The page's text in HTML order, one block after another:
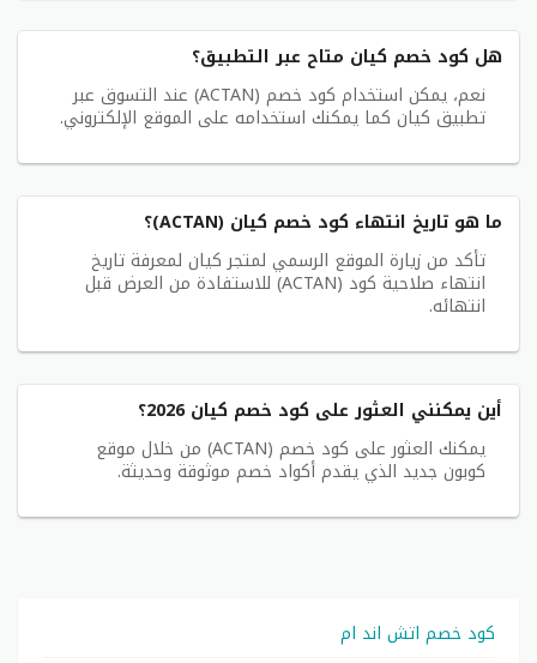
هل كود خصم كيان متاح عبر التطبيق؟
نعم، يمكن استخدام كود خصم (ACTAN) عند التسوق عبر
تطبيق كيان كما يمكنك استخدامه على الموقع الإلكتروني.
ما هو تاريخ انتهاء كود خصم كيان (ACTAN)؟
تأكد من زيارة الموقع الرسمي لمتجر كيان لمعرفة تاريخ
انتهاء صلاحية كود (ACTAN) للاستفادة من العرض قبل
انتهائه.
أين يمكنني العثور على كود خصم كيان 2026؟
يمكنك العثور على كود خصم (ACTAN) من خلال موقع
كوبون جديد الذي يقدم أكواد خصم موثوقة وحديثة.
كود خصم اتش اند ام